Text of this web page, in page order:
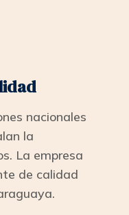
nacionales
la
La empresa
de calidad